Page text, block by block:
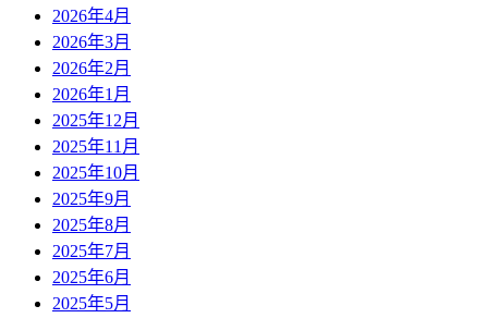
2026年4月
2026年3月
2026年2月
2026年1月
2025年12月
2025年11月
2025年10月
2025年9月
2025年8月
2025年7月
2025年6月
2025年5月